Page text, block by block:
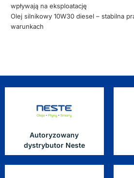
wpływają na eksploatację
Olej silnikowy 10W30 diesel – stabilna
warunkach
Autoryzowany
dystrybutor Neste